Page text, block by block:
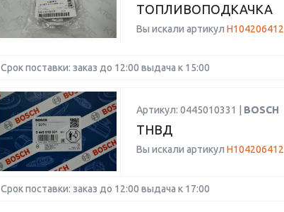
ТОПЛИВОПОДКАЧКА
Вы искали артикул H104206412
Срок поставки: заказ до 12:00 выдача к 15:00
Артикул: 0445010331 | BOSCH
ТНВД
Вы искали артикул H104206412
Срок поставки: заказ до 12:00 выдача к 17:00